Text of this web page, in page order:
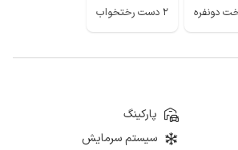
2 دست رختخواب
پارکینگ
سیستم سرمایش